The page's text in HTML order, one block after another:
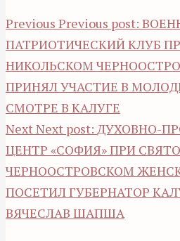
Previous Previous post:
ПАТРИОТИЧЕСКИЙ КЛУБ
НИКОЛЬСКОМ
ПРИНЯЛ УЧАСТИЕ В
СМОТРЕ В КАЛУГЕ
NextNext post: ДУХОВНО-
ЦЕНТР «СОФИЯ» ПРИ
ЧЕРНООСТРОВСКОМ
ПОСЕТИЛ ГУБЕРНАТОР
ВЯЧЕСЛАВ ШАПША